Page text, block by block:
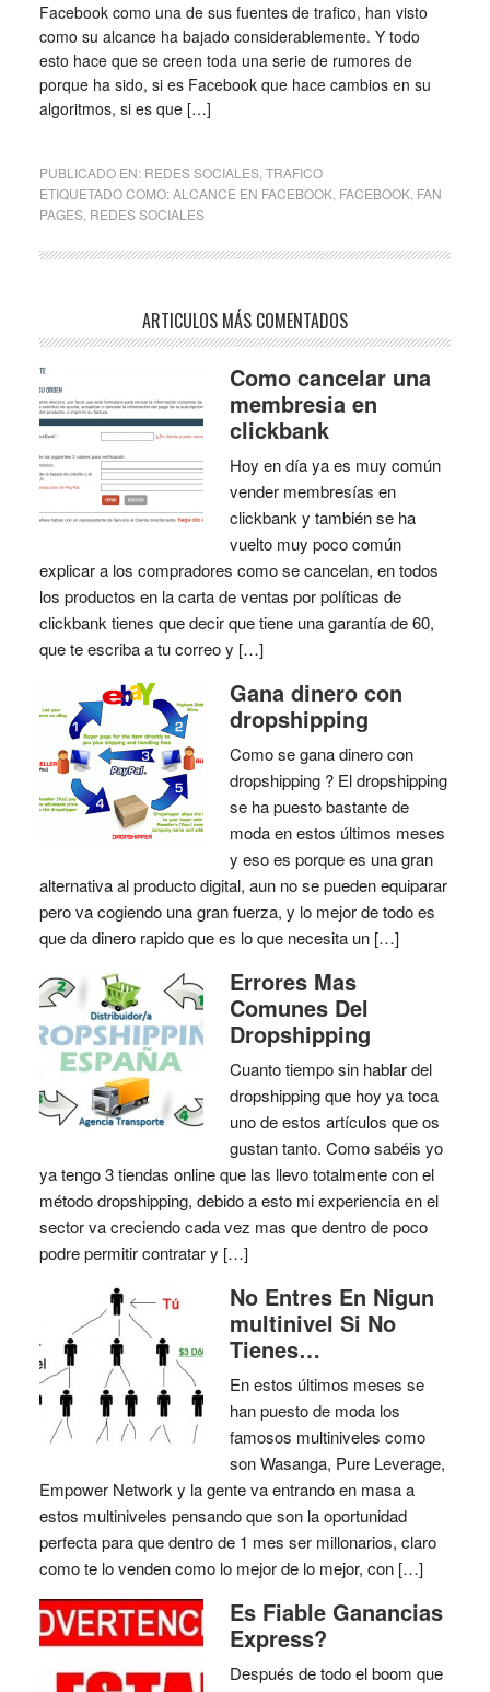
Facebook como una de sus fuentes de trafico, han visto
como su alcance ha bajado considerablemente. Y todo
esto hace que se creen toda una serie de rumores de
porque ha sido, si es Facebook que hace cambios en su
algoritmos, si es que […]
PUBLICADO EN: REDES SOCIALES, TRAFICO
ETIQUETADO COMO:ALCANCE EN FACEBOOK, FACEBOOK, FAN
PAGES, REDES SOCIALES
ARTICULOS MÁS COMENTADOS
Como cancelar una
membresia en
clickbank
Hoy en día ya es muy común
vender membresías en
clickbank y también se ha
vuelto muy poco común
explicar a los compradores como se cancelan, en todos
los productos en la carta de ventas por políticas de
clickbank tienes que decir que tiene una garantía de 60,
que te escriba a tu correo y […]
Gana dinero con
dropshipping
Como se gana dinero con
dropshipping ? El dropshipping
se ha puesto bastante de
moda en estos últimos meses
y eso es porque es una gran
alternativa al producto digital, aun no se pueden equiparar
pero va cogiendo una gran fuerza, y lo mejor de todo es
que da dinero rapido que es lo que necesita un […]
Errores Mas
Comunes Del
Dropshipping
Cuanto tiempo sin hablar del
dropshipping que hoy ya toca
uno de estos artículos que os
gustan tanto. Como sabéis yo
ya tengo 3 tiendas online que las llevo totalmente con el
método dropshipping, debido a esto mi experiencia en el
sector va creciendo cada vez mas que dentro de poco
podre permitir contratar y […]
No Entres En Nigun
multinivel Si No
Tienes…
En estos últimos meses se
han puesto de moda los
famosos multiniveles como
son Wasanga, Pure Leverage,
Empower Network y la gente va entrando en masa a
estos multiniveles pensando que son la oportunidad
perfecta para que dentro de 1 mes ser millonarios, claro
como te lo venden como lo mejor de lo mejor, con […]
Es Fiable Ganancias
Express?
Después de todo el boom que